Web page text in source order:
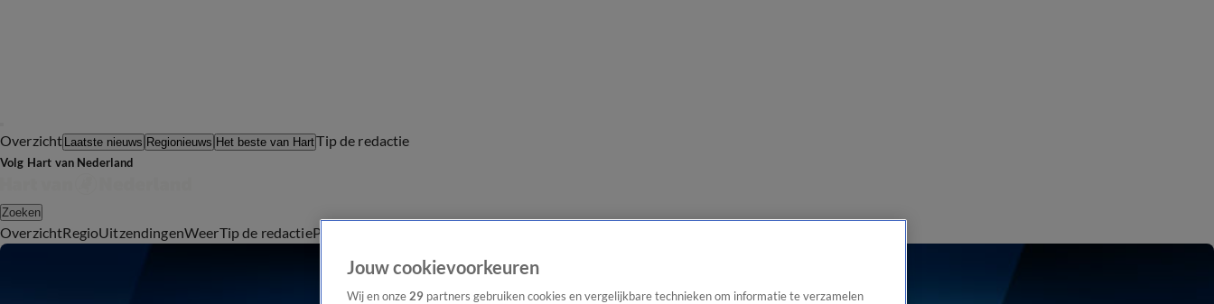
Overzicht Laatste nieuws Regionieuws Het beste van HartTip de redactie
Volg Hart van Nederland
Zoeken
OverzichtRegioUitzendingenWeerTip de redactiePanel
Jouw cookievoorkeuren
Wij en onze 29 partners gebruiken cookies en vergelijkbare technieken om informatie te verzamelen